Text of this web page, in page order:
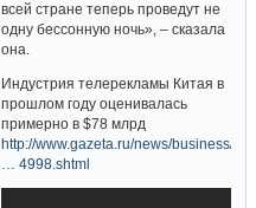
всей стране теперь проведут не
одну бессонную ночь», – сказала
она.
Индустрия телерекламы Китая в
прошлом году оценивалась
примерно в $78 млрд
http://www.gazeta.ru/news/business/
… 4998.shtml